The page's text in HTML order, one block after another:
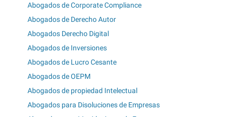
Abogados de Corporate Compliance
Abogados de Derecho Autor
Abogados Derecho Digital
Abogados de Inversiones
Abogados de Lucro Cesante
Abogados de OEPM
Abogados de propiedad Intelectual
Abogados para Disoluciones de Empresas